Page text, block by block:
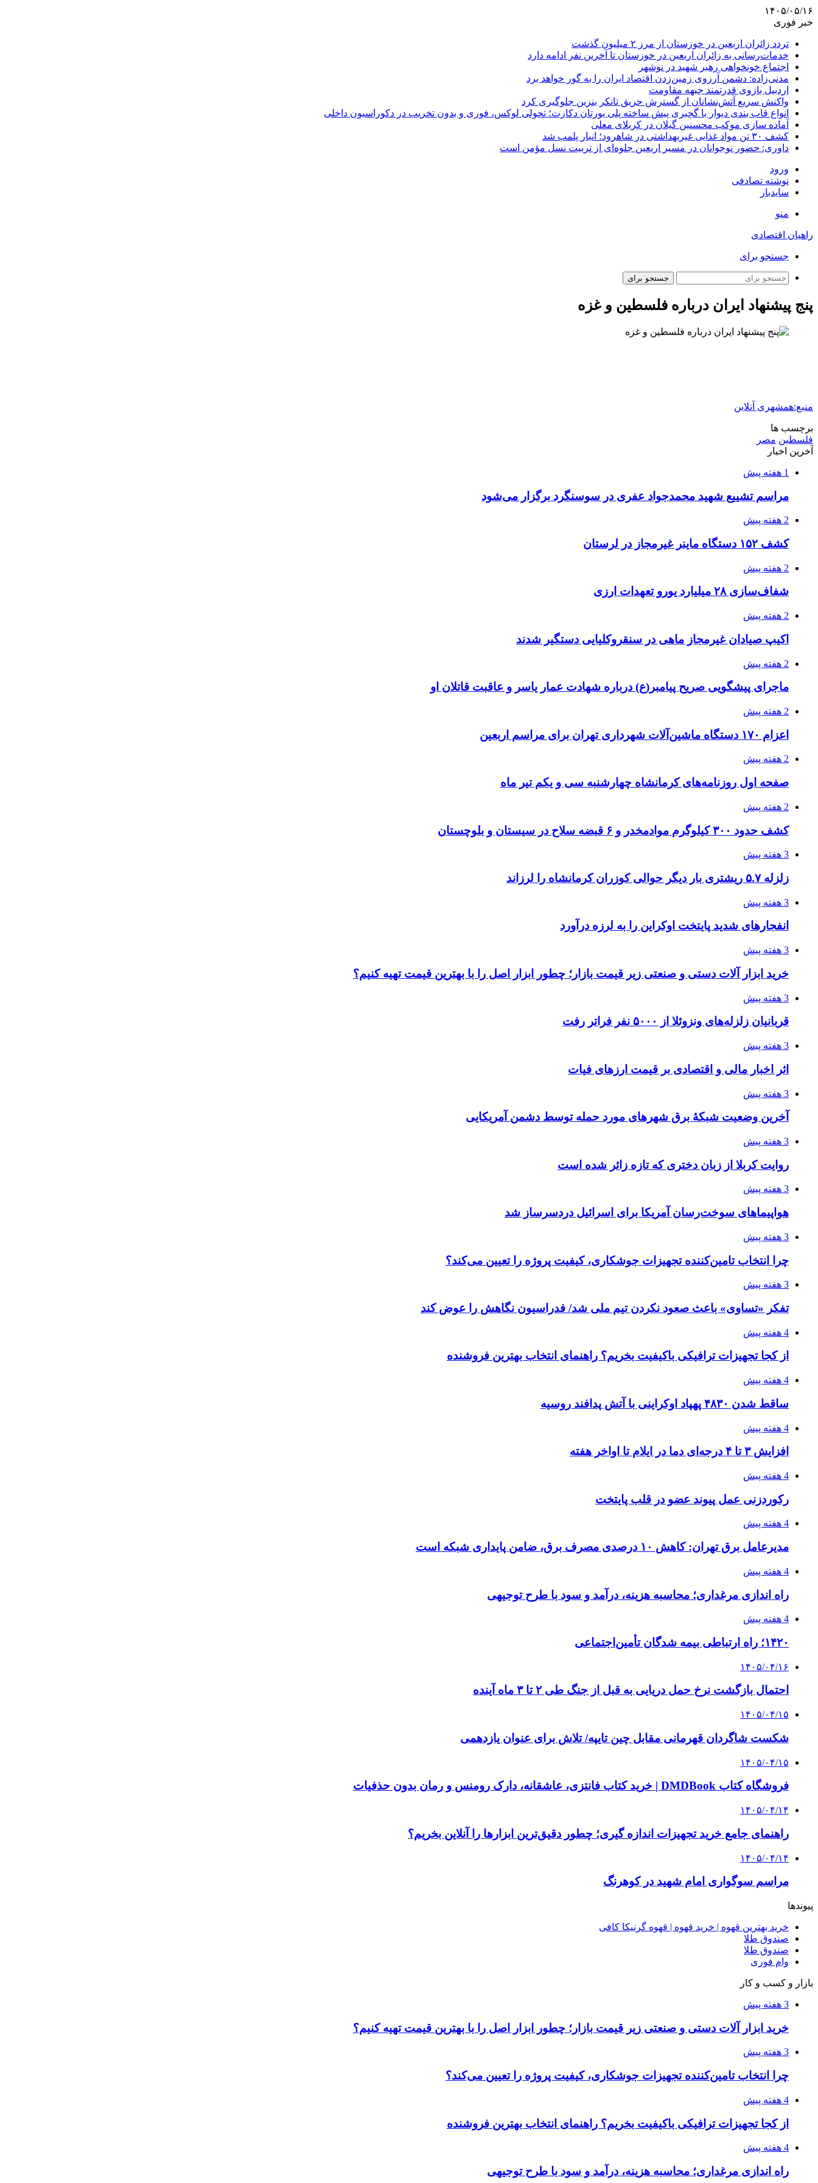
۱۴۰۵/۰۵/۱۶
خبر فوری
تردد زائران اربعین در خوزستان از مرز ۲ میلیون گذشت
خدمات‌رسانی به زائران اربعین در خوزستان تا آخرین نفر ادامه دارد
اجتماع خونخواهی رهبر شهید در نوشهر
مدنی‌زاده: دشمن آرزوی زمین‌زدن اقتصاد ایران را به گور خواهد برد
اردبیل بازوی قدرتمند جبهه مقاومت
واکنش سریع آتش‌نشانان از گسترش حریق تانکر بنزین جلوگیری کرد
انواع قاب بندی دیوار با گچبری پیش ساخته پلی یورتان دکارت؛ تحولی لوکس، فوری و بدون تخریب در دکوراسیون داخلی
آماده سازی موکب محسنین گیلان در کربلای معلی
کشف ۳۰ تن مواد غذایی غیربهداشتی در شاهرود؛ انبار پلمب شد
داوری: حضور نوجوانان در مسیر اربعین جلوه‌ای از تربیت نسل مؤمن است
ورود
نوشته تصادفی
سایدبار
منو
راهیان اقتصادی
جستجو برای
جستجو برای
پنج پیشنهاد ایران درباره فلسطین و غزه
منبع:همشهری آنلاین
برچسب ها
فلسطین مصر
آخرین اخبار
1 هفته پیش
مراسم تشییع شهید محمدجواد عفری در سوسنگرد برگزار می‌شود
2 هفته پیش
کشف ۱۵۲ دستگاه ماینر غیرمجاز در لرستان
2 هفته پیش
شفاف‌سازی ۲۸ میلیارد یورو تعهدات ارزی
2 هفته پیش
اکیپ صیادان غیرمجاز ماهی در سنقروکلیایی دستگیر شدند
2 هفته پیش
ماجرای پیشگویی صریح پیامبر(ع) درباره شهادت عمار یاسر و عاقبت قاتلان او
2 هفته پیش
اعزام ۱۷۰ دستگاه ماشین‌آلات شهرداری تهران برای مراسم اربعین
2 هفته پیش
صفحه اول روزنامه‌های کرمانشاه چهارشنبه سی و یکم تیر ماه
2 هفته پیش
کشف حدود ۳۰۰ کیلوگرم موادمخدر و ۶ قبضه سلاح در سیستان و بلوچستان
3 هفته پیش
زلزله ۵.۷ ریشتری بار دیگر حوالی کوزران کرمانشاه را لرزاند
3 هفته پیش
انفجارهای شدید پایتخت اوکراین را به لرزه درآورد
3 هفته پیش
خرید ابزار آلات دستی و صنعتی زیر قیمت بازار؛ چطور ابزار اصل را با بهترین قیمت تهیه کنیم؟
3 هفته پیش
قربانیان زلزله‌های ونزوئلا از ۵۰۰۰ نفر فراتر رفت
3 هفته پیش
اثر اخبار مالی و اقتصادی بر قیمت ارزهای فیات
3 هفته پیش
آخرین وضعیت شبکۀ برق شهرهای مورد حمله توسط دشمن آمریکایی
3 هفته پیش
روایت کربلا از زبان دختری که تازه زائر شده است
3 هفته پیش
هواپیماهای سوخت‌رسان آمریکا برای اسرائیل دردسرساز شد
3 هفته پیش
چرا انتخاب تامین‌کننده تجهیزات جوشکاری، کیفیت پروژه را تعیین می‌کند؟
3 هفته پیش
تفکر «تساوی» باعث صعود نکردن تیم ملی شد/ فدراسیون نگاهش را عوض کند
4 هفته پیش
از کجا تجهیزات ترافیکی باکیفیت بخریم؟ راهنمای انتخاب بهترین فروشنده
4 هفته پیش
ساقط شدن ۴۸۳۰ پهپاد اوکراینی با آتش پدافند روسیه
4 هفته پیش
افزایش ۳ تا ۴ درجه‌ای دما در ایلام تا اواخر هفته
4 هفته پیش
رکوردزنی عمل پیوند عضو در قلب پایتخت
4 هفته پیش
مدیرعامل برق تهران: کاهش ۱۰ درصدی مصرف برق، ضامن پایداری شبکه است
4 هفته پیش
راه اندازی مرغداری؛ محاسبه هزینه، درآمد و سود با طرح توجیهی
4 هفته پیش
۱۴۲۰؛ راه ارتباطی بیمه شدگان تأمین‌اجتماعی
۱۴۰۵/۰۴/۱۶
احتمال بازگشت نرخ حمل دریایی به قبل از جنگ طی ۲ تا ۳ ماه آینده
۱۴۰۵/۰۴/۱۵
شکست شاگردان قهرمانی مقابل چین تایپه/ تلاش برای عنوان یازدهمی
۱۴۰۵/۰۴/۱۵
فروشگاه کتاب DMDBook | خرید کتاب فانتزی، عاشقانه، دارک رومنس و رمان بدون حذفیات
۱۴۰۵/۰۴/۱۴
راهنمای جامع خرید تجهیزات اندازه گیری؛ چطور دقیق‌ترین ابزارها را آنلاین بخریم؟
۱۴۰۵/۰۴/۱۴
مراسم سوگواری امام شهید در کوهرنگ
پیوندها
خرید بهترین قهوه | خرید قهوه | قهوه گرنیکا کافی
صندوق طلا
صندوق طلا
وام فوری
بازار و کسب و کار
3 هفته پیش
خرید ابزار آلات دستی و صنعتی زیر قیمت بازار؛ چطور ابزار اصل را با بهترین قیمت تهیه کنیم؟
3 هفته پیش
چرا انتخاب تامین‌کننده تجهیزات جوشکاری، کیفیت پروژه را تعیین می‌کند؟
4 هفته پیش
از کجا تجهیزات ترافیکی باکیفیت بخریم؟ راهنمای انتخاب بهترین فروشنده
4 هفته پیش
راه اندازی مرغداری؛ محاسبه هزینه، درآمد و سود با طرح توجیهی